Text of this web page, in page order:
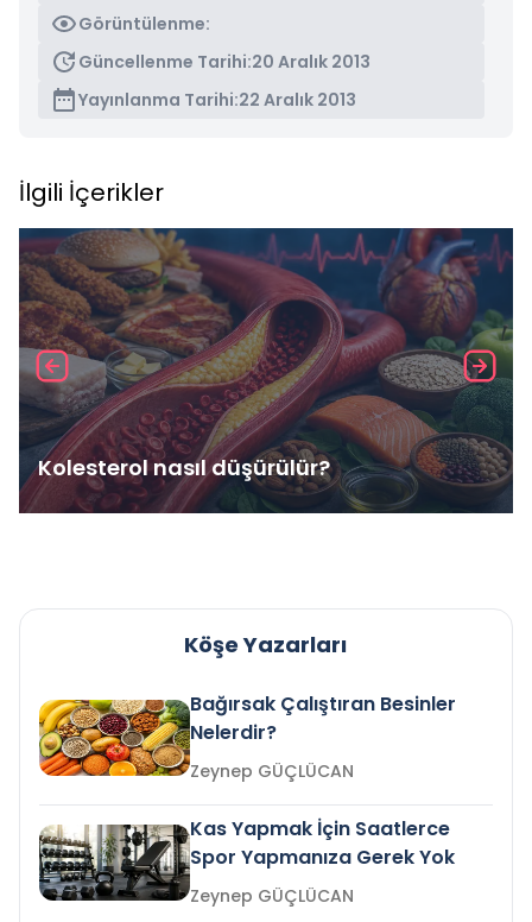
Görüntülenme:
Güncellenme Tarihi:20 Aralık 2013
Yayınlanma Tarihi:22 Aralık 2013
İlgili İçerikler
Kolesterol nasıl düşürülür?
Köşe Yazarları
Bağırsak Çalıştıran Besinler
Nelerdir?
Zeynep GÜÇLÜCAN
Kas Yapmak İçin Saatlerce
Spor Yapmanıza Gerek Yok
Zeynep GÜÇLÜCAN